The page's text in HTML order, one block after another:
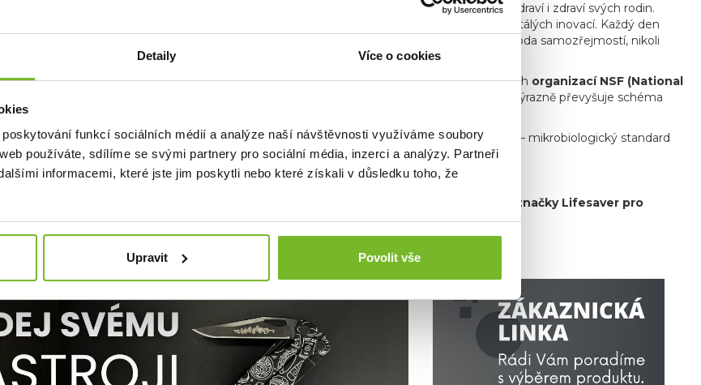
Detaily Více o cookies
funkcí sociálních médií a analýze naší návštěvnosti využíváme soubory
používáte, sdílíme se svými partnery pro sociální média, inzerci a analýzy. Partneři
informacemi, které jste jim poskytli nebo které získali v důsledku toho, že
Upravit Povolit vše
značky Lifesaver je vybavit lidi znalostmi a technologiemi, které potřebují k ochraně svého zdraví i zdraví svých rodin.
a dodáváním bezkonkurenčních, průkopnických čističů vody prostřednictvím neustálých inovací. Každý den
lídrem v oblasti přenosné filtrace vody. Sní o světě, kde je bezpečná a čistá pitná voda samozřejmostí, nikoli
i celé komunity mohou prosperovat.
Bezpečnost, inovace, vzdělávání a integrita
jsou testovány v nezávislých laboratořích podle kompletních protokolů vytvořených organizací NSF (National
– mikrobiologický standard pro čističe vody, který výrazně převyšuje schéma
v domácnostech)
JerrycanaLifesaver Bottlenavíc získaly certifikaci podle plnéhostandardu NSF P248
– mikrobiologický standard
vojenské operace, který je široce uznáván jako nejvyšší standard v oblasti čištění vody.
design s.r.o.,
eshopu SAVETHEDAY.CZ je hrdý exkluzivní distributor značky Lifesaver pro
a Slovensko.